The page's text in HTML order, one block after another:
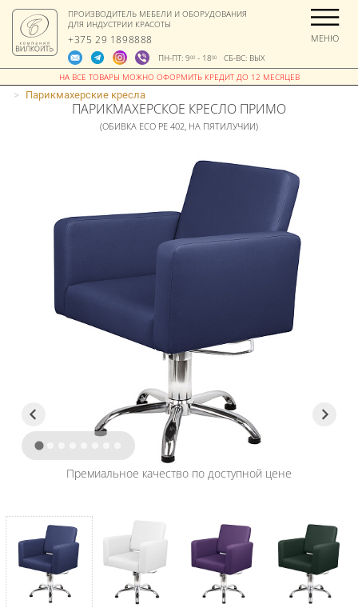
ПРОИЗВОДИТЕЛЬ МЕБЕЛИ И ОБОРУДОВАНИЯ
ДЛЯ ИНДУСТРИИ КРАСОТЫ
+375 29 1898888
ПН-ПТ: 900- 1800СБ-ВС: ВЫХ
МЕНЮ
> Парикмахерские кресла
ПАРИКМАХЕРСКОЕ КРЕСЛО ПРИМО
(ОБИВКА ECO PE 402, НА ПЯТИЛУЧИИ)
Премиальное качество по доступной цене